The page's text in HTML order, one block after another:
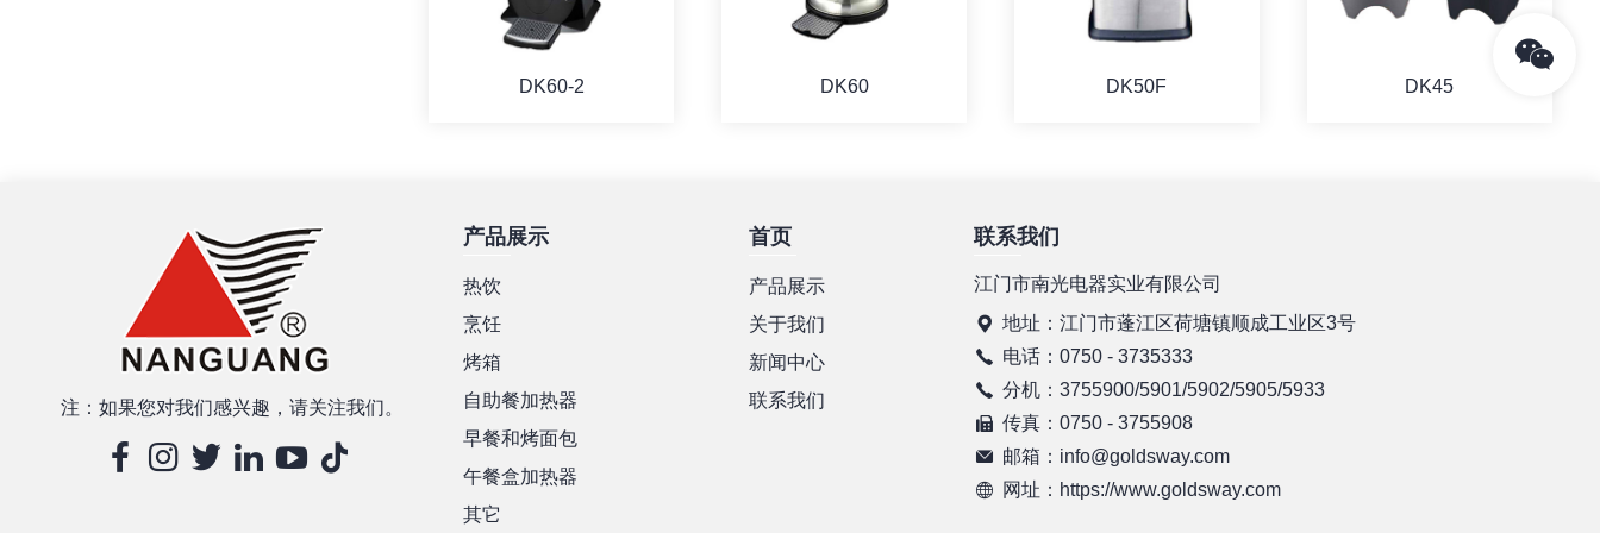
DK60-2
详情
DK60
详情
DK50F DK45
注：如果您对我们感兴趣，请关注我们。
产品展示
热饮
烹饪
烤箱
自助餐加热器
早餐和烤面包
午餐盒加热器
其它
首页
产品展示
关于我们
新闻中心
联系我们
联系我们
江门市南光电器实业有限公司
地址：江门市蓬江区荷塘镇顺成工业区3号
电话：0750 - 3735333
分机：3755900/5901/5902/5905/5933
传真：0750 - 3755908
邮箱：info@goldsway.com
网址：https://www.goldsway.com